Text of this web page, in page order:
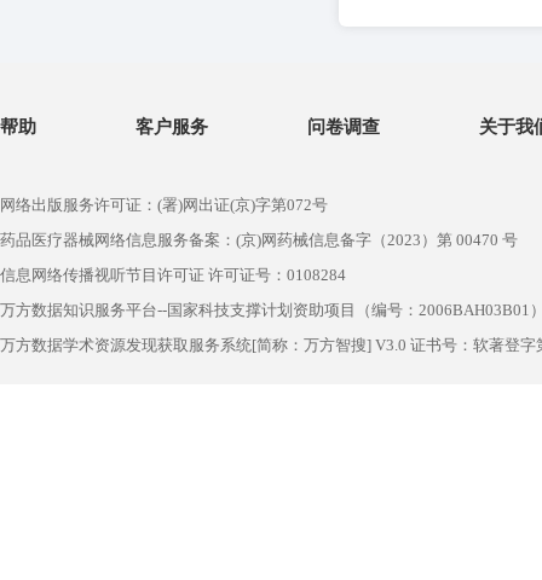
帮助 客户服务 问卷调查 关于我
网络出版服务许可证：(署)网出证(京)字第072号
药品医疗器械网络信息服务备案：(京)网药械信息备字（2023）第 00470 号
信息网络传播视听节目许可证 许可证号：0108284
万方数据知识服务平台--国家科技支撑计划资助项目（编号：2006BAH03B01
万方数据学术资源发现获取服务系统[简称：万方智搜] V3.0 证书号：软著登字